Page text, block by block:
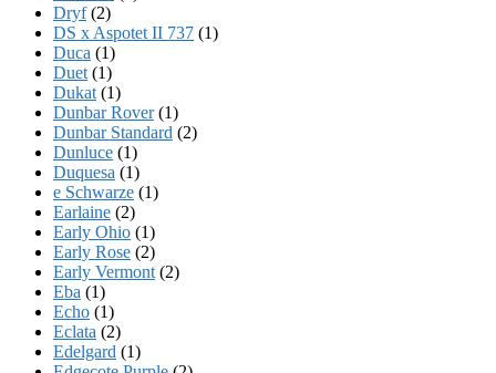
Dryf(2)
DS x Aspotet II 737 (1)
Duca (1)
Duet (1)
Dukat (1)
Dunbar Rover(1)
Dunbar Standard (2)
Dunluce (1)
Duquesa (1)
e Schwarze (1)
Earlaine (2)
Early Ohio (1)
Early Rose (2)
Early Vermont (2)
Eba (1)
Echo (1)
Eclata (2)
Edelgard (1)